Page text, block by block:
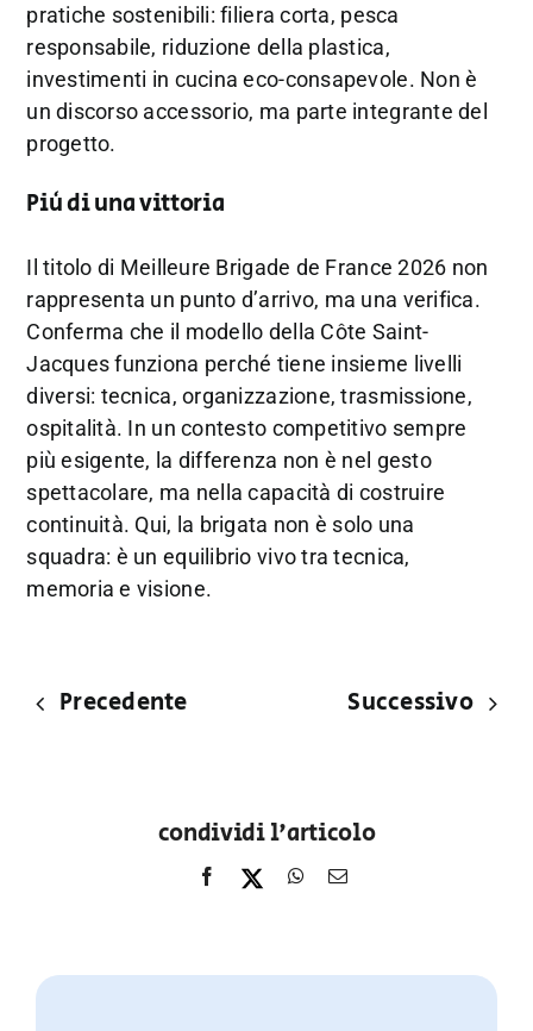
pratiche sostenibili: filiera corta, pesca
responsabile, riduzione della plastica,
investimenti in cucina eco-consapevole. Non è
un discorso accessorio, ma parte integrante del
progetto.
Più di una vittoria
Il titolo di Meilleure Brigade de France 2026 non
rappresenta un punto d’arrivo, ma una verifica.
Conferma che il modello della Côte Saint-
Jacques funziona perché tiene insieme livelli
diversi: tecnica, organizzazione, trasmissione,
ospitalità. In un contesto competitivo sempre
più esigente, la differenza non è nel gesto
spettacolare, ma nella capacità di costruire
continuità. Qui, la brigata non è solo una
squadra: è un equilibrio vivo tra tecnica,
memoria e visione.
Precedente Successivo
condividi l'articolo